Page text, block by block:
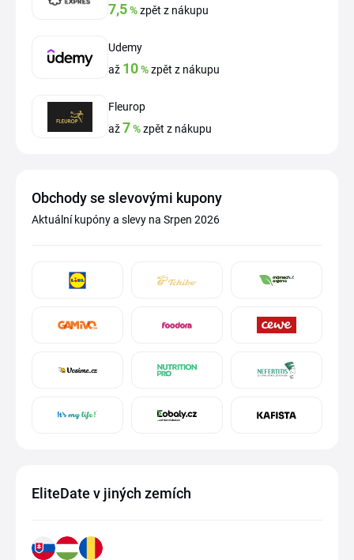
7,5%zpět z nákupu
Udemy
až 10%zpět z nákupu
Fleurop
až7%zpět z nákupu
Obchody se slevovými kupony
Aktuální kupóny a slevy na Srpen 2026
EliteDate v jiných zemích